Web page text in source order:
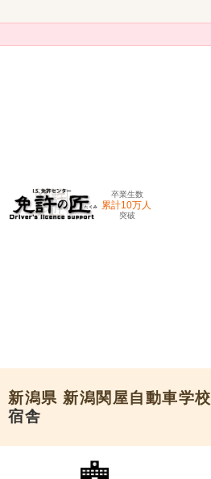
卒業生数
累計10万人
突破
新潟県 新潟関屋自動車学校
宿舎